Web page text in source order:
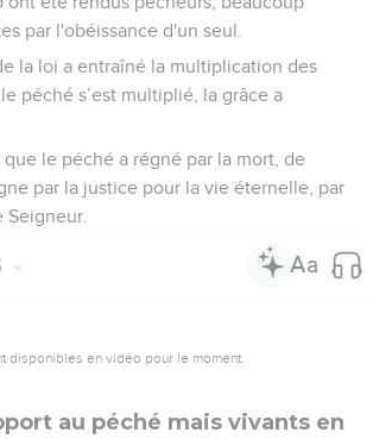
par l'obéissance d'un seul.
la loi a entraîné la multiplication des
péché s’est multiplié, la grâce a
le péché a régné par la mort, de
par la justice pour la vie éternelle, par
Seigneur.
disponibles en vidéo pour le moment.
au péché mais vivants en